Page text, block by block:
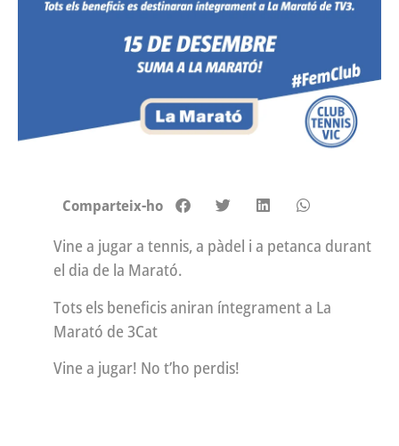
Comparteix-ho
Vine a jugar a tennis, a pàdel i a petanca durant
el dia de la Marató.
Tots els beneficis aniran íntegrament a La
Marató de 3Cat
Vine a jugar! No t’ho perdis!